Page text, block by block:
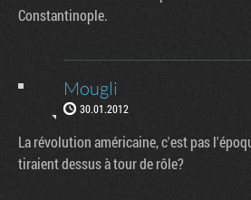
Constantinople.
Mougli
30.01.2012
La révolution américaine, c'est pas
tiraient dessus à tour de rôle?